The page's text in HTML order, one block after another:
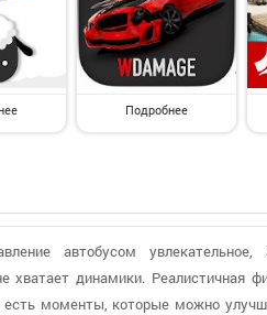
Подробнее
автобусом
хватает динамики. Реалистичная
моменты, которые можно